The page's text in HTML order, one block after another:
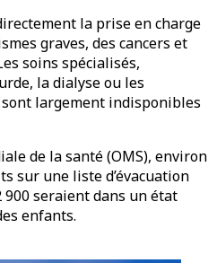
la prise en charge
graves, des cancers et
soins spécialisés,
la dialyse ou les
largement indisponibles
de la santé (OMS), environ
sur une liste d’évacuation
seraient dans un état
enfants.